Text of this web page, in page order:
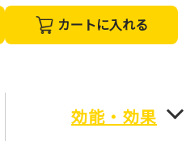
カートに入れる
効能・効果